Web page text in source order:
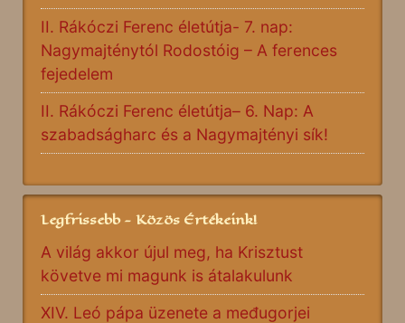
II. Rákóczi Ferenc életútja- 7. nap:
Nagymajténytól Rodostóig – A ferences
fejedelem
II. Rákóczi Ferenc életútja– 6. Nap: A
szabadságharc és a Nagymajtényi sík!
Legfrissebb - Közös Értékeink!
A világ akkor újul meg, ha Krisztust
követve mi magunk is átalakulunk
XIV. Leó pápa üzenete a međugorjei